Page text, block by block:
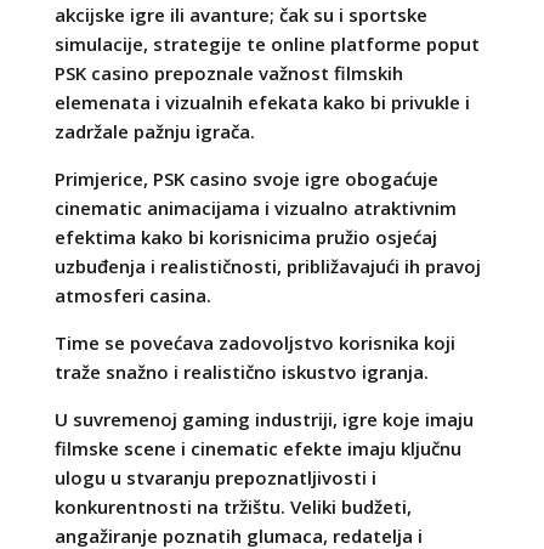
akcijske igre ili avanture; čak su i sportske
simulacije, strategije te online platforme poput
PSK casino prepoznale važnost filmskih
elemenata i vizualnih efekata kako bi privukle i
zadržale pažnju igrača.
Primjerice, PSK casino svoje igre obogaćuje
cinematic animacijama i vizualno atraktivnim
efektima kako bi korisnicima pružio osjećaj
uzbuđenja i realističnosti, približavajući ih pravoj
atmosferi casina.
Time se povećava zadovoljstvo korisnika koji
traže snažno i realistično iskustvo igranja.
U suvremenoj gaming industriji, igre koje imaju
filmske scene i cinematic efekte imaju ključnu
ulogu u stvaranju prepoznatljivosti i
konkurentnosti na tržištu. Veliki budžeti,
angažiranje poznatih glumaca, redatelja i